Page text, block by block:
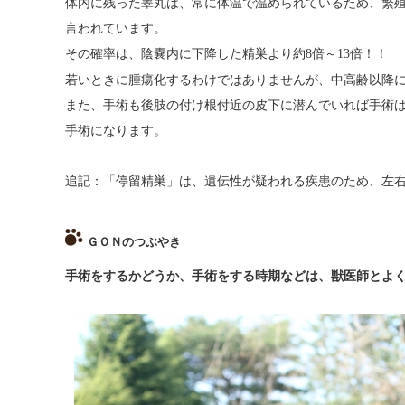
言われています。
その確率は、陰嚢内に下降した精巣より約8倍～ 13倍！！
若いときに腫瘍化するわけではありませんが、中高齢以降
また、手術も後肢の付け根付近の皮下に潜んでいれば手術
手術になります。
追記：「停留精巣」は、遺伝性が疑われる疾患のため、左
ＧＯＮのつぶやき
手術をするかどうか、手術をする時期などは、 獣医師とよ